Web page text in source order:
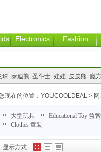
Electronics Fashion
珠 泰迪熊 圣斗士 娃娃 皮皮熊 魔
显示方式:
现在的位置： YOUCOOLDEAL >
大型玩具
Educational Toy 益
Clothes 童装